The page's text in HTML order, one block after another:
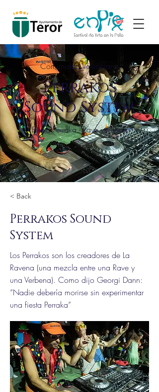
Comunidad Valenciana
Perrakos
Sound System
Fiesta Perraka - Rave verbena
< Back
Perrakos Sound
System
Los Perrakos son los creadores de La
Ravena (una mezcla entre una Rave y
una Verbena). Como dijo Georgi Dann:
“Nadie debería morirse sin experimentar
una fiesta Perraka”